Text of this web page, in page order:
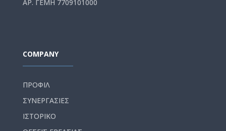
ΑΡ. ΓΕΜΗ 7709101000
COMPANY
ΠΡΟΦΙΛ
ΣΥΝΕΡΓΑΣΙΕΣ
ΙΣΤΟΡΙΚΟ